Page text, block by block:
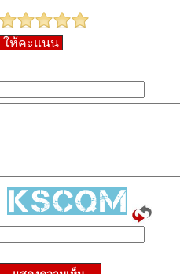
ให้คะแนน